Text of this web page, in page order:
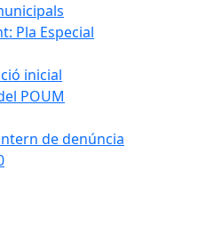
Pla Especial
inicial
POUM
de denúncia